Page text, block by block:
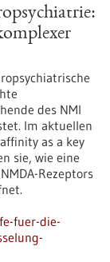
des NMI
Im aktuellen
as a key
sie, wie eine
Rezeptors
fuer-die-